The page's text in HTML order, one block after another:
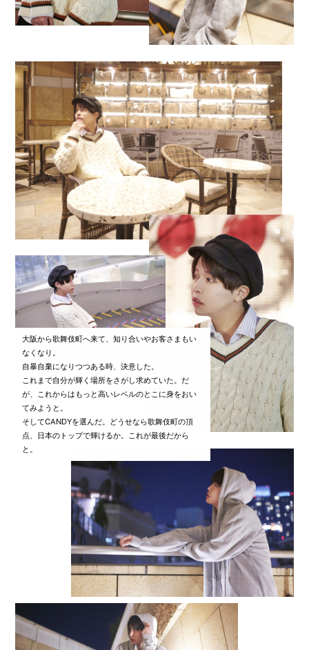
大阪から歌舞伎町へ来て、知り合いやお客さまもい
なくなり。
自暴自棄になりつつある時、決意した。
これまで自分が輝く場所をさがし求めていた。だ
が、これからはもっと高いレベルのとこに身をおい
てみようと。
そしてCANDYを選んだ。どうせなら歌舞伎町の頂
点、日本のトップで輝けるか。これが最後だから
と。